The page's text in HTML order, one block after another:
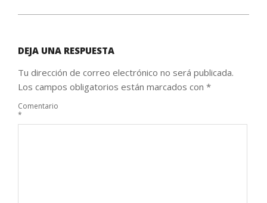
DEJA UNA RESPUESTA
Tu dirección de correo electrónico no será publicada.
Los campos obligatorios están marcados con *
Comentario
*